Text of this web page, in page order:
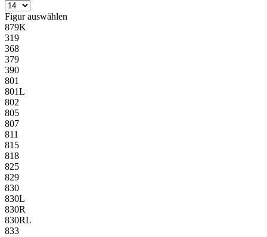
Figurauswählen
879K
319
368
379
390
801
801L
802
805
807
811
815
818
825
829
830
830L
830R
830RL
833